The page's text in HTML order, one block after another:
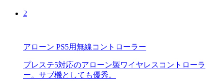
2
アローン PS5用無線コントローラー
プレステ5対応のアローン製ワイヤレスコントローラ
ー。サブ機としても優秀。